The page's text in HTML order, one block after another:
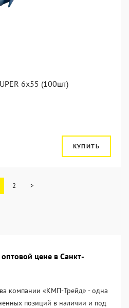
6x55 (100шт)
КУПИТЬ
2 >
цене в Санкт-
компании «KМП-Трейд» - одна
позиций в наличии и под